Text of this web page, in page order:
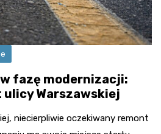
fazę modernizacji:
ulicy Warszawskiej
niecierpliwie oczekiwany remont